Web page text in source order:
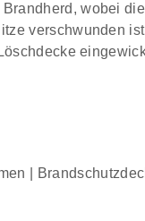
Brandherd, wobei
verschwunden
|